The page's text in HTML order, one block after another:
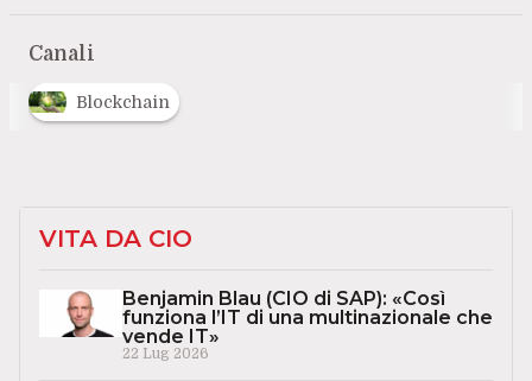
Canali
Blockchain
VITA DA CIO
Benjamin Blau (CIO di SAP): «Così
funziona l’IT di una multinazionale che
vende IT»
22 Lug 2026